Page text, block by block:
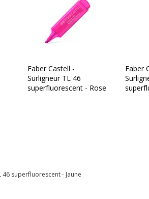
Faber Castell -
Surligneur TL 46
superfluorescent - Rose
Faber
46 superfluorescent - Jaune